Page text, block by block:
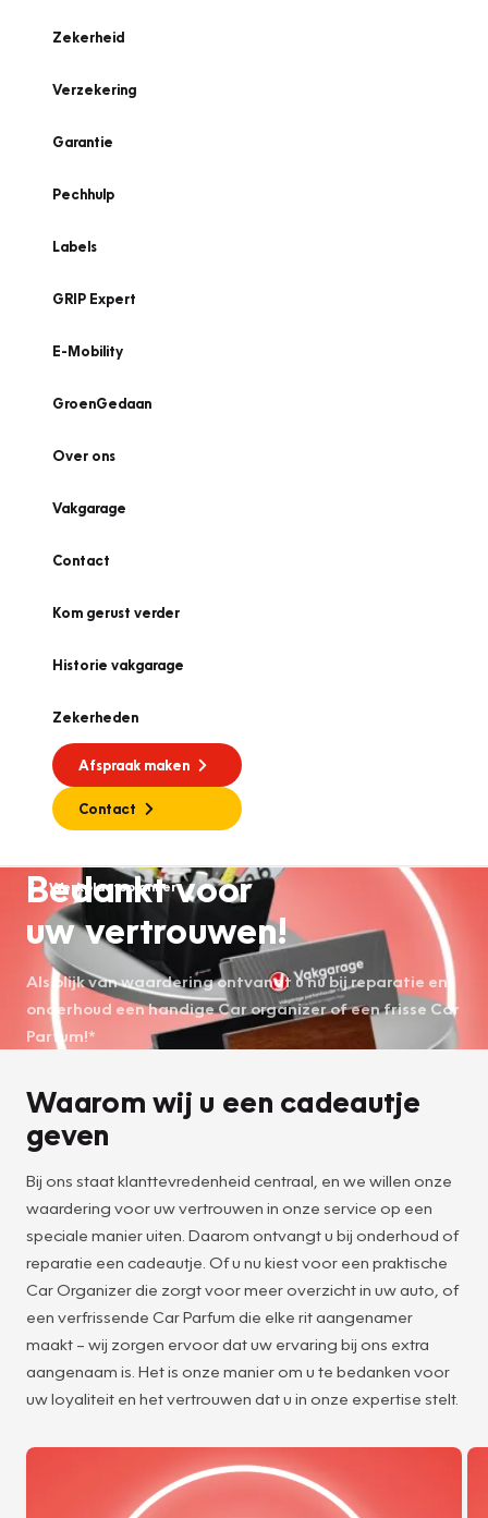
Zekerheid
Verzekering
Garantie
Pechhulp
Labels
GRIP Expert
E-Mobility
GroenGedaan
Over ons
Vakgarage
Contact
Kom gerust verder
Historie vakgarage
Zekerheden
Afspraak maken
Contact
Werkplaatsplanner
Bedankt voor
uw vertrouwen!
Als blijk van waardering ontvangt u nu bij reparatie en
onderhoud een handige Car organizer of een frisse Car
Parfum!*
Waarom wij u een cadeautje
geven
Bij ons staat klanttevredenheid centraal, en we willen onze
waardering voor uw vertrouwen in onze service op een
speciale manier uiten. Daarom ontvangt u bij onderhoud of
reparatie een cadeautje. Of u nu kiest voor een praktische
Car Organizer die zorgt voor meer overzicht in uw auto, of
een verfrissende Car Parfum die elke rit aangenamer
maakt – wij zorgen ervoor dat uw ervaring bij ons extra
aangenaam is. Het is onze manier om u te bedanken voor
uw loyaliteit en het vertrouwen dat u in onze expertise stelt.